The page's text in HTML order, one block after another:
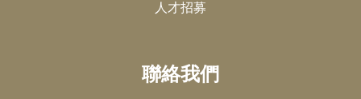
人才招募
聯絡我們